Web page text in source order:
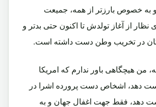
به خصوص بارزتر از همه، جمیعت
نظار از آغاز تولدش تا اکنون حتی بدتر و
در تخریب وطن دست داشته است.
من هیچگاهی باور ندارم که امریکا
دهد، اشخاص دست پرورده اشرا در
دهد، فقط جهت اغفال جهان و به